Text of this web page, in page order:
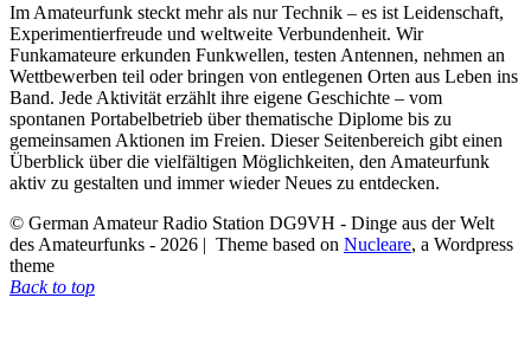
Im Amateurfunk steckt mehr als nur Technik – es ist Leidenschaft,
Experimentierfreude und weltweite Verbundenheit. Wir
Funkamateure erkunden Funkwellen, testen Antennen, nehmen an
Wettbewerben teil oder bringen von entlegenen Orten aus Leben ins
Band. Jede Aktivität erzählt ihre eigene Geschichte – vom
spontanen Portabelbetrieb über thematische Diplome bis zu
gemeinsamen Aktionen im Freien. Dieser Seitenbereich gibt einen
Überblick über die vielfältigen Möglichkeiten, den Amateurfunk
aktiv zu gestalten und immer wieder Neues zu entdecken.
© German Amateur Radio Station DG9VH - Dinge aus der Welt
des Amateurfunks - 2026 | Theme based on Nucleare, a Wordpress
theme
Back to top